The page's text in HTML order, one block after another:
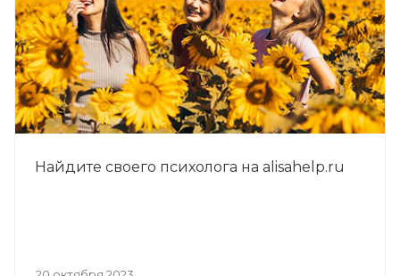
Найдите своего психолога на alisahelp.ru